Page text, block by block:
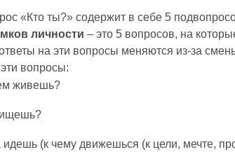
«Кто ты?» содержит в себе 5
личности – это 5 вопросов, на
на эти вопросы меняются из-за
вопросы:
живешь?
идешь (к чему движешься (к цели, мечте,